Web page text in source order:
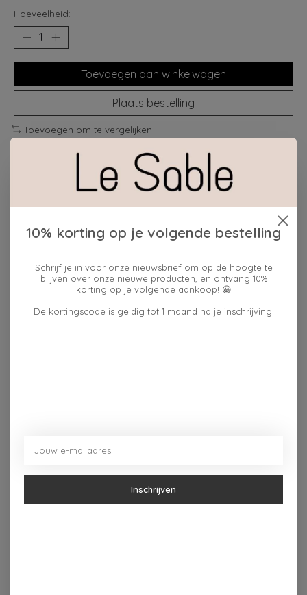
Hoeveelheid:
Toevoegen aan winkelwagen
Plaats bestelling
Toevoegen om te vergelijken
Beschrijving Reviews (0)
geparfumeerd worden met enkele druppels van de
heerlijke geur frisse bries uit het bijgeleverde flesje.
Plaats hem in een kleerkast, lade, badkamer of andere
kleine ruimte en geniet van een subtiele geurbeleving.
Dit vind je misschien ook leuk
10% korting op je volgende bestelling
Schrijf je in voor onze nieuwsbrief om op de hoogte te
blijven over onze nieuwe producten, en ontvang 10%
korting op je volgende aankoop! 😀
De kortingscode is geldig tot 1 maand na je inschrijving!
Inschrijven